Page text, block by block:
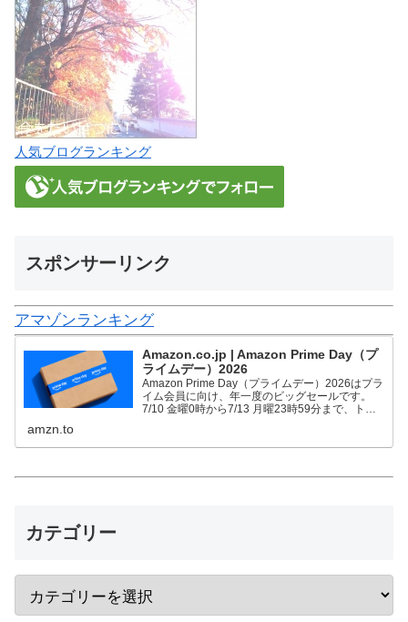
人気ブログランキング
スポンサーリンク
アマゾンランキング
Amazon.co.jp | Amazon Prime Day（プ
ライムデー）2026
Amazon Prime Day（プライムデー）2026はプラ
イム会員に向け、年一度のビッグセールです。
7/10 金曜0時から7/13 月曜23時59分まで、トッ
amzn.to
カテゴリー